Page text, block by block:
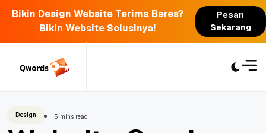
Bikin Design Website Terima Beres?
Bikin Website Solusinya!
Pesan
Sekarang
Design 5 mins read